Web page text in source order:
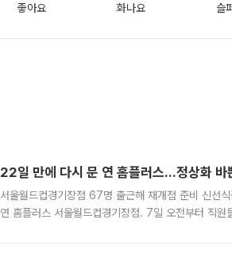
좋아요 화나요 슬
22일 만에 다시 문 연 홈플러스…정상화 바
서울월드컵경기장점 67명 출근해 재개점 준비 신선
연 홈플러스 서울월드컵경기장점. 7일 오전부터 직